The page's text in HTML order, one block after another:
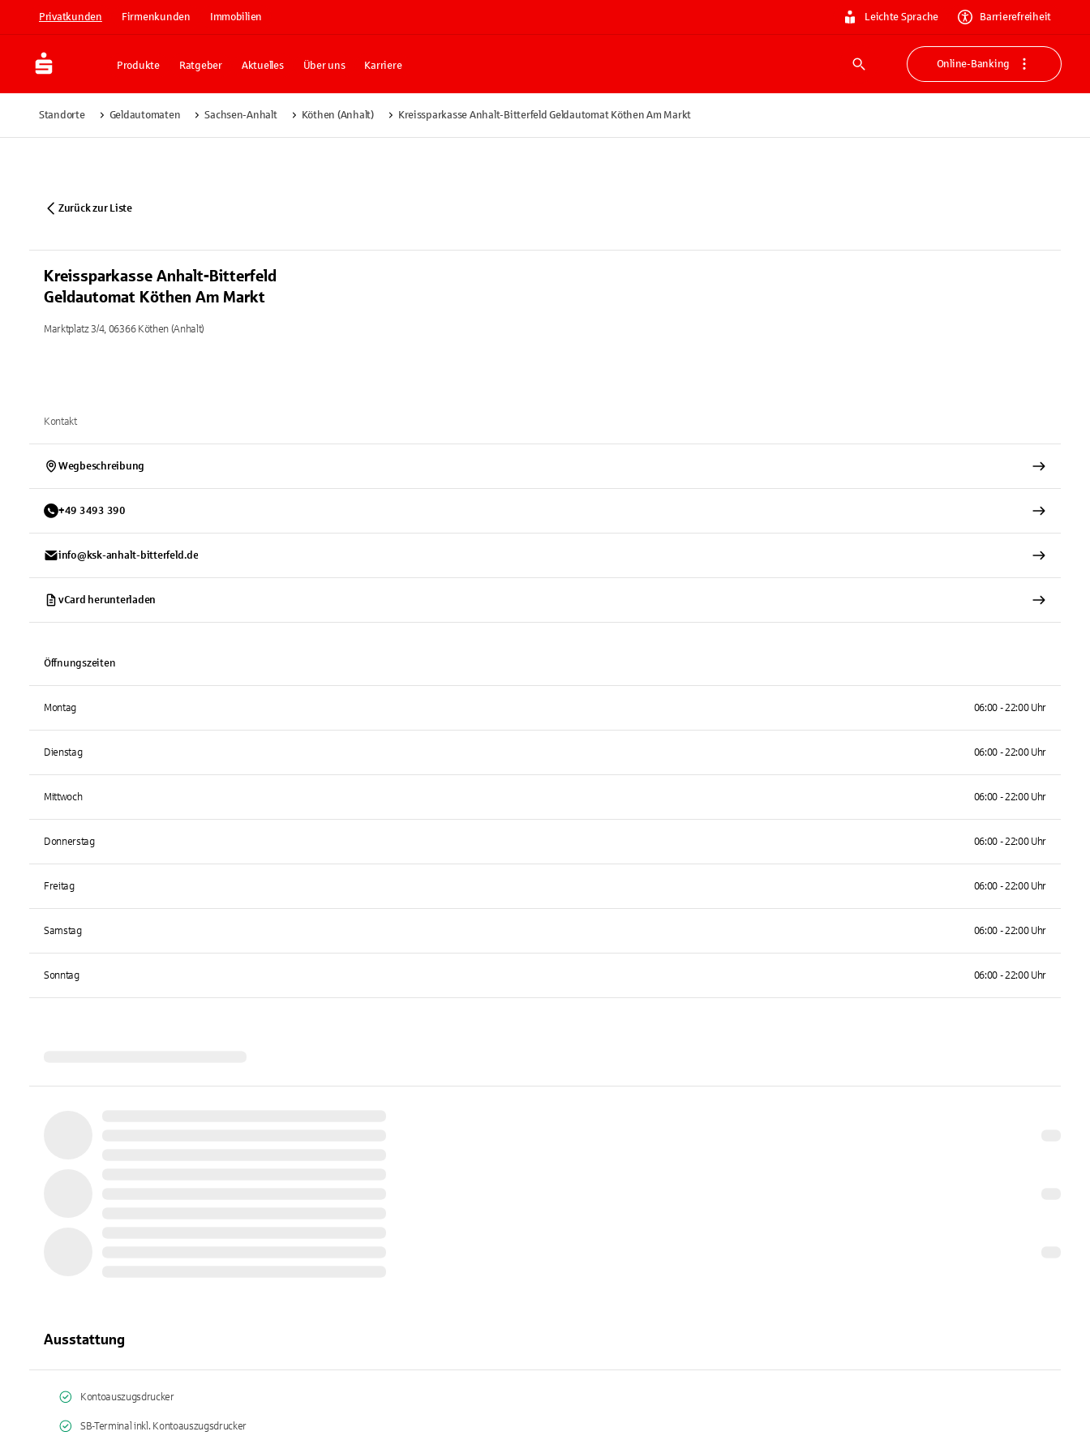
Privatkunden Firmenkunden Immobilien Leichte Sprache Barrierefreiheit
Produkte Ratgeber Aktuelles Über uns Karriere
Suche
Online-Banking
Standorte Geldautomaten Sachsen-Anhalt Köthen (Anhalt) Kreissparkasse Anhalt-Bitterfeld Geldautomat Köthen Am Markt
Zurück zur Liste
Kreissparkasse Anhalt-Bitterfeld
Geldautomat Köthen Am Markt
Marktplatz 3/4, 06366 Köthen (Anhalt)
Kontakt
Wegbeschreibung
+49 3493 390
info@ksk-anhalt-bitterfeld.de
vCard herunterladen
Öffnungszeiten
Montag 06:00 - 22:00 Uhr
Dienstag 06:00 - 22:00 Uhr
Mittwoch 06:00 - 22:00 Uhr
Donnerstag 06:00 - 22:00 Uhr
Freitag 06:00 - 22:00 Uhr
Samstag 06:00 - 22:00 Uhr
Sonntag 06:00 - 22:00 Uhr
Ausstattung
Kontoauszugsdrucker
SB-Terminal inkl. Kontoauszugsdrucker